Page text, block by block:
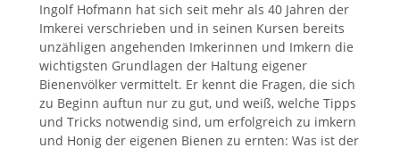
Ingolf Hofmann hat sich seit mehr als 40 Jahren der
Imkerei verschrieben und in seinen Kursen bereits
unzähligen angehenden Imkerinnen und Imkern die
wichtigsten Grundlagen der Haltung eigener
Bienenvölker vermittelt. Er kennt die Fragen, die sich
zu Beginn auftun nur zu gut, und weiß, welche Tipps
und Tricks notwendig sind, um erfolgreich zu imkern
und Honig der eigenen Bienen zu ernten: Was ist der